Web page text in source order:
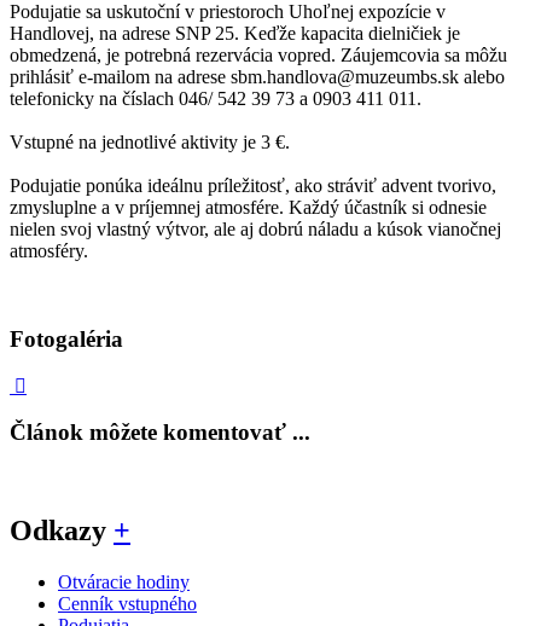
Podujatie sa uskutoční v priestoroch Uhoľnej expozície v
Handlovej, na adrese SNP 25. Keďže kapacita dielničiek je
obmedzená, je potrebná rezervácia vopred. Záujemcovia sa môžu
prihlásiť e-mailom na adrese sbm.handlova@muzeumbs.sk alebo
telefonicky na číslach 046/ 542 39 73 a 0903 411 011.
Vstupné na jednotlivé aktivity je 3 €.
Podujatie ponúka ideálnu príležitosť, ako stráviť advent tvorivo,
zmysluplne a v príjemnej atmosfére. Každý účastník si odnesie
nielen svoj vlastný výtvor, ale aj dobrú náladu a kúsok vianočnej
atmosféry.
Fotogaléria
Článok môžete komentovať ...
Odkazy +
Otváracie hodiny
Cenník vstupného